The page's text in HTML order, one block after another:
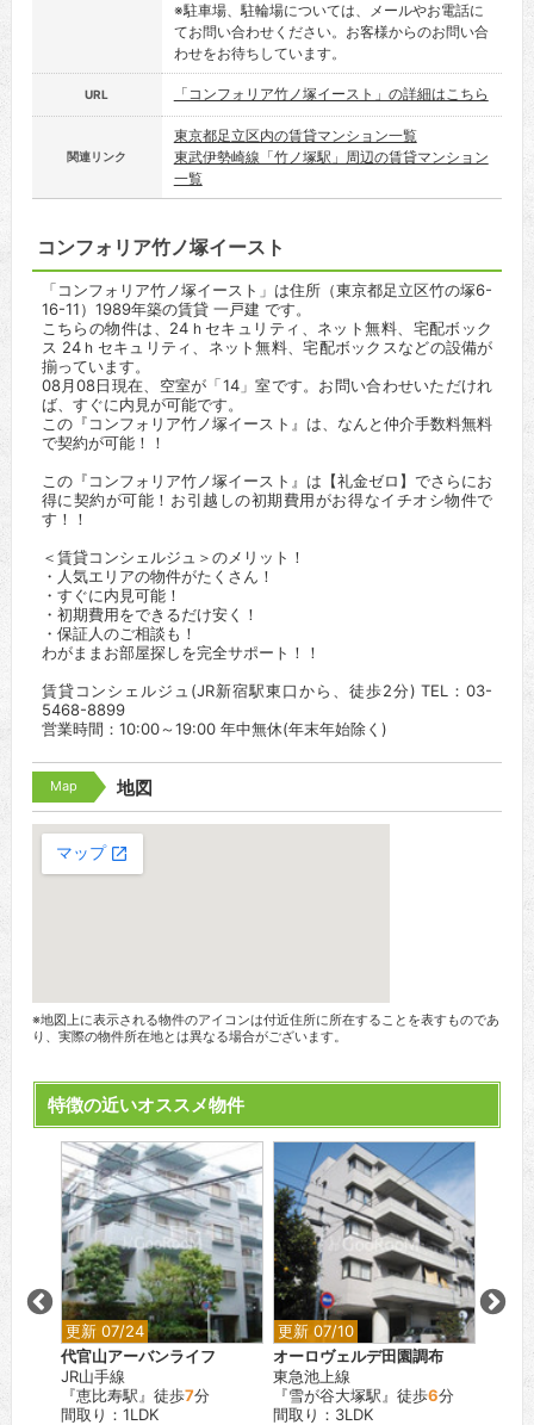
※駐車場、駐輪場については、メールやお電話に
てお問い合わせください。お客様からのお問い合
わせをお待ちしています。
URL 「コンフォリア竹ノ塚イースト」の詳細はこちら
関連リンク
東京都足立区内の賃貸マンション一覧
東武伊勢崎線「竹ノ塚駅」周辺の賃貸マンション
一覧
コンフォリア竹ノ塚イースト
「コンフォリア竹ノ塚イースト」は住所（東京都足立区竹の塚6-
16-11）1989年築の賃貸 一戸建 です。
こちらの物件は、24ｈセキュリティ、ネット無料、宅配ボック
ス 24ｈセキュリティ、ネット無料、宅配ボックスなどの設備が
揃っています。
08月08日現在、空室が「14」室です。お問い合わせいただけれ
ば、すぐに内見が可能です。
この『コンフォリア竹ノ塚イースト』は、なんと仲介手数料無料
で契約が可能！！
この『コンフォリア竹ノ塚イースト』は【礼金ゼロ】でさらにお
得に契約が可能！お引越しの初期費用がお得なイチオシ物件で
す！！
＜賃貸コンシェルジュ＞のメリット！
・人気エリアの物件がたくさん！
・すぐに内見可能！
・初期費用をできるだけ安く！
・保証人のご相談も！
わがままお部屋探しを完全サポート！！
賃貸コンシェルジュ(JR新宿駅東口から、徒歩2分) TEL：03-
5468-8899
営業時間：10:00～19:00 年中無休(年末年始除く)
Map 地図
※地図上に表示される物件のアイコンは付近住所に所在することを表すものであ
り、実際の物件所在地とは異なる場合がございます。
特徴の近いオススメ物件
分
更新 07/24
代官山アーバンライフ
JR山手線
『恵比寿駅』徒歩7分
間取り：1LDK
更新 07/10
オーロヴェルデ田園調布
東急池上線
『雪が谷大塚駅』徒歩6分
間取り：3LDK
大山